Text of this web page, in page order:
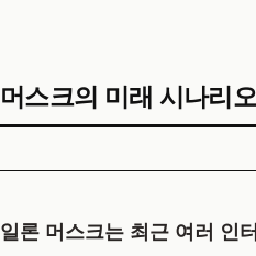
머스크의 미래 시나리
일론 머스크는 최근 여러 인